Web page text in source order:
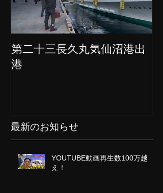
第二十三長久丸気仙沼港出
港
最新のお知らせ
YOUTUBE動画再生数100万越
え！